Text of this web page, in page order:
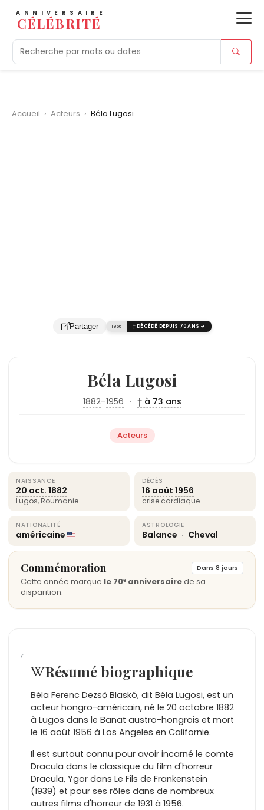
ANNIVERSAIRE
CÉLÉBRITÉ
Aujourd'hui Tendances Morts
Accueil › Acteurs › Béla Lugosi
Partager 1956 † DÉCÉDÉ DEPUIS 70 ANS →
Béla Lugosi
1882–1956 · † à 73 ans
Acteurs
NAISSANCE
20 oct. 1882
Lugos, Roumanie
DÉCÈS
16 août 1956
crise cardiaque
NATIONALITÉ
américaine
ASTROLOGIE
Balance · Cheval
Commémoration Dans 8 jours
Cette année marque le 70ᵉ anniversairede sa
disparition.
Résumé biographique
Béla Ferenc Dezső Blaskó, dit Béla Lugosi, est un
acteur hongro-américain, né le 20 octobre 1882
à Lugos dans le Banat austro-hongrois et mort
le 16 août 1956 à Los Angeles en Californie.
Il est surtout connu pour avoir incarné le comte
Dracula dans le classique du film d'horreur
Dracula, Ygor dans Le Fils de Frankenstein
(1939) et pour ses rôles dans de nombreux
autres films d'horreur de 1931 à 1956.